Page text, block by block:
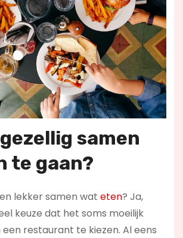
samen
te gaan?
lekker samen wat eten? Ja,
keuze dat het soms moeilijk
een restaurant te kiezen. Al eens